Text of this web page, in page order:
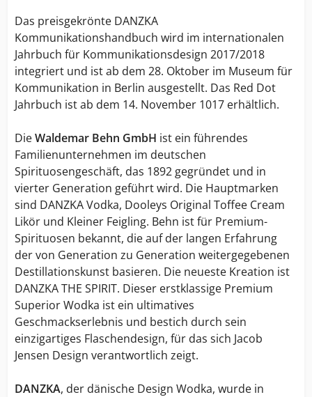
Das preisgekrönte DANZKA
Kommunikationshandbuch wird im internationalen
Jahrbuch für Kommunikationsdesign 2017/2018
integriert und ist ab dem 28. Oktober im Museum für
Kommunikation in Berlin ausgestellt. Das Red Dot
Jahrbuch ist ab dem 14. November 1017 erhältlich.
DieWaldemar Behn GmbH ist ein führendes
Familienunternehmen im deutschen
Spirituosengeschäft, das 1892 gegründet und in
vierter Generation geführt wird. Die Hauptmarken
sind DANZKA Vodka, Dooleys Original Toffee Cream
Likör und Kleiner Feigling. Behn ist für Premium-
Spirituosen bekannt, die auf der langen Erfahrung
der von Generation zu Generation weitergegebenen
Destillationskunst basieren. Die neueste Kreation ist
DANZKA THE SPIRIT. Dieser erstklassige Premium
Superior Wodka ist ein ultimatives
Geschmackserlebnis und bestich durch sein
einzigartiges Flaschendesign, für das sich Jacob
Jensen Design verantwortlich zeigt.
DANZKA, der dänische Design Wodka, wurde in